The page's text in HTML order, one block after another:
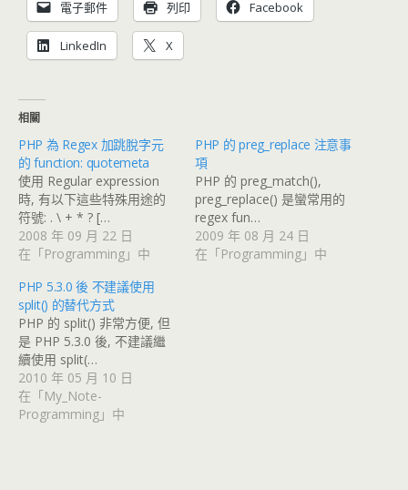
電子郵件 列印 Facebook
LinkedIn X
相關
PHP 為 Regex 加跳脫字元
的 function: quotemeta
使用 Regular expression
時, 有以下這些特殊用途的
符號: . \ + * ? […
2008 年 09 月 22 日
在「Programming」中
PHP 的 preg_replace 注意事
項
PHP 的 preg_match(),
preg_replace() 是蠻常用的
regex fun…
2009 年 08 月 24 日
在「Programming」中
PHP 5.3.0 後 不建議使用
split() 的替代方式
PHP 的 split() 非常方便, 但
是 PHP 5.3.0 後, 不建議繼
續使用 split(…
2010 年 05 月 10 日
在「My_Note-
Programming」中